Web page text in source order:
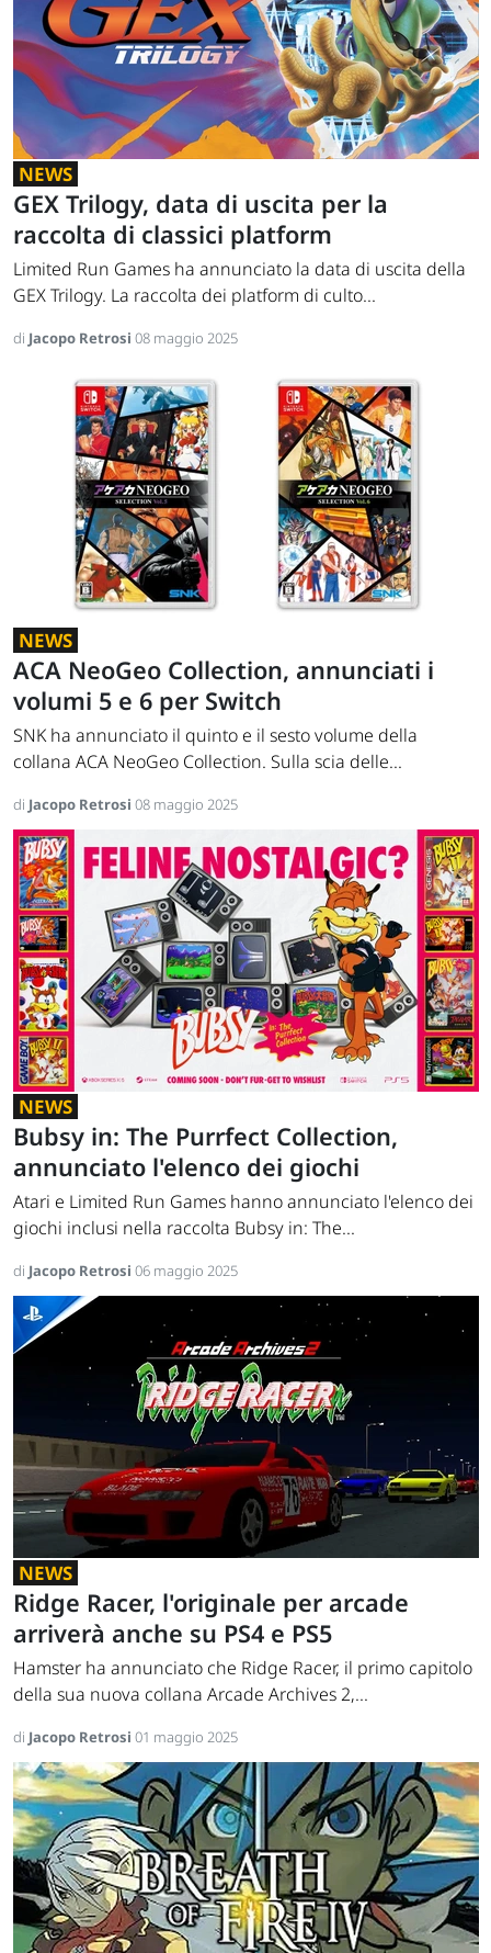
NEWS
GEX Trilogy, data di uscita per la
raccolta di classici platform
Limited Run Games ha annunciato la data di uscita della
GEX Trilogy. La raccolta dei platform di culto...
di Jacopo Retrosi 08 maggio 2025
NEWS
ACA NeoGeo Collection, annunciati i
volumi 5 e 6 per Switch
SNK ha annunciato il quinto e il sesto volume della
collana ACA NeoGeo Collection. Sulla scia delle...
di Jacopo Retrosi 08 maggio 2025
NEWS
Bubsy in: The Purrfect Collection,
annunciato l'elenco dei giochi
Atari e Limited Run Games hanno annunciato l'elenco dei
giochi inclusi nella raccolta Bubsy in: The...
di Jacopo Retrosi 06 maggio 2025
NEWS
Ridge Racer, l'originale per arcade
arriverà anche su PS4 e PS5
Hamster ha annunciato che Ridge Racer, il primo capitolo
della sua nuova collana Arcade Archives 2,...
di Jacopo Retrosi 01 maggio 2025